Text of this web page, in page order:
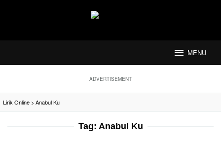
MENU
ADVERTISEMENT
Lirik Online > Anabul Ku
Tag: Anabul Ku